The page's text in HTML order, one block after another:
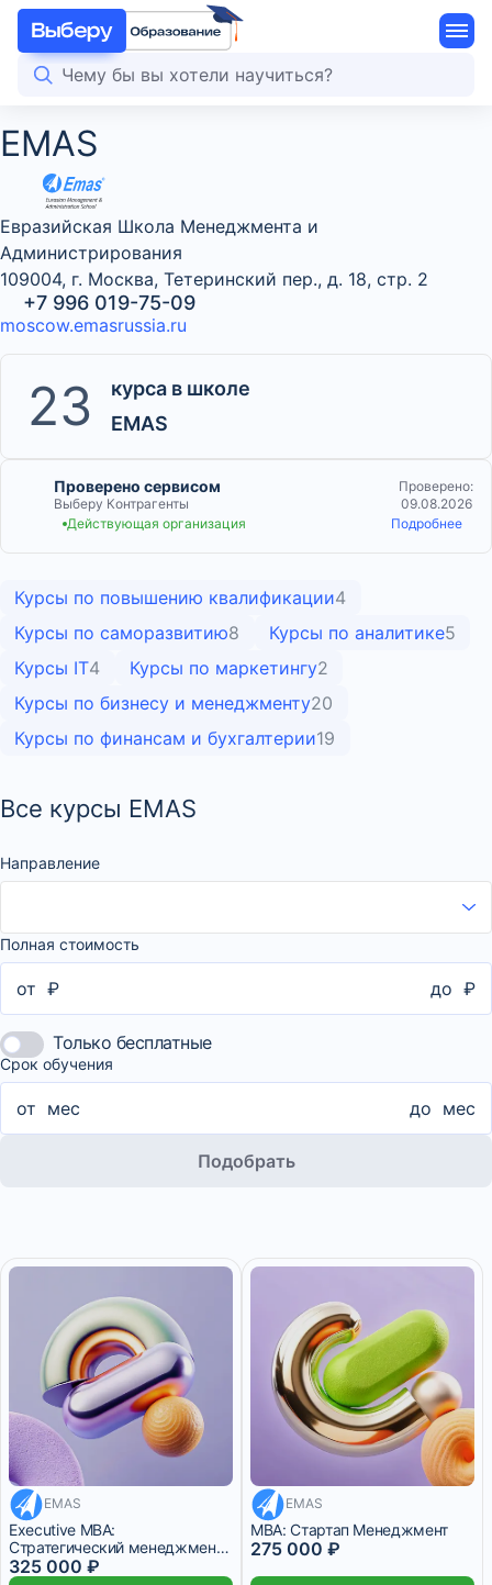
EMAS
+7 996 019-75-09
Евразийская Школа Менеджмента и
Администрирования
109004, г. Москва, Тетеринский пер., д. 18, стр. 2
moscow.emasrussia.ru
23
курса в школе
EMAS
Проверено сервисом
Выберу Контрагенты
Проверено:
09.08.2026
Действующая организация
Подробнее
Курсы по повышению квалификации4
Курсы по саморазвитию8 Курсы по аналитике5
Курсы IT4 Курсы по маркетингу2
Курсы по бизнесу и менеджменту20
Курсы по финансам и бухгалтерии19
Все курсы EMAS
Направление
Полная стоимость
от ₽ до ₽
Только бесплатные
Срок обучения
от мес до мес
Подобрать
27 083 ₽/мес
EMAS
Executive MBA:
Стратегический менеджмент,
Стартап-менеджмент
325 000 ₽
22 916 ₽/мес
EMAS
MBA: Стартап Менеджмент
275 000 ₽